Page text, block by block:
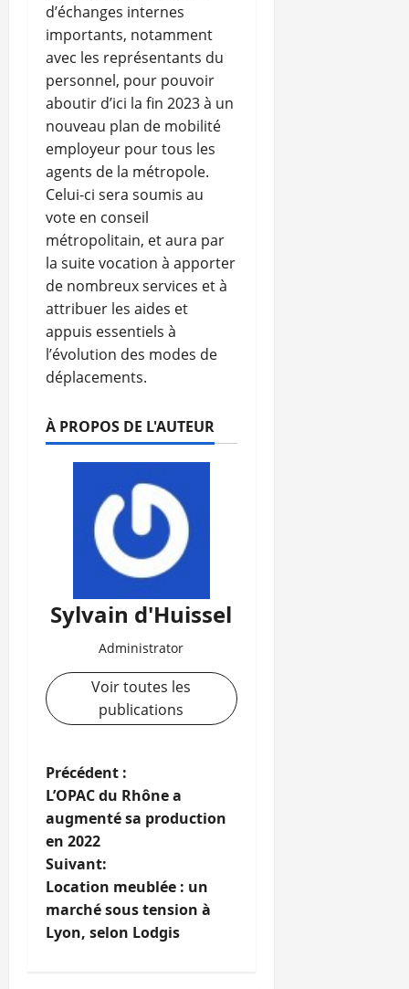
d’échanges internes
importants, notamment
avec les représentants du
personnel, pour pouvoir
aboutir d’ici la fin 2023 à un
nouveau plan de mobilité
employeur pour tous les
agents de la métropole.
Celui-ci sera soumis au
vote en conseil
métropolitain, et aura par
la suite vocation à apporter
de nombreux services et à
attribuer les aides et
appuis essentiels à
l’évolution des modes de
déplacements.
À PROPOS DE L'AUTEUR
Sylvain d'Huissel
Administrator
Voir toutes les
publications
N
a
v
i
g
Précédent :
L’OPAC du Rhône a
augmenté sa production
en 2022
Suivant:
Location meublée : un
marché sous tension à
Lyon, selon Lodgis